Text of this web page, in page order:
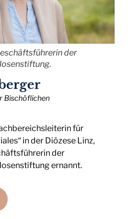
der
Bischöflichen
für
in der Diözese Linz,
der
ernannt.